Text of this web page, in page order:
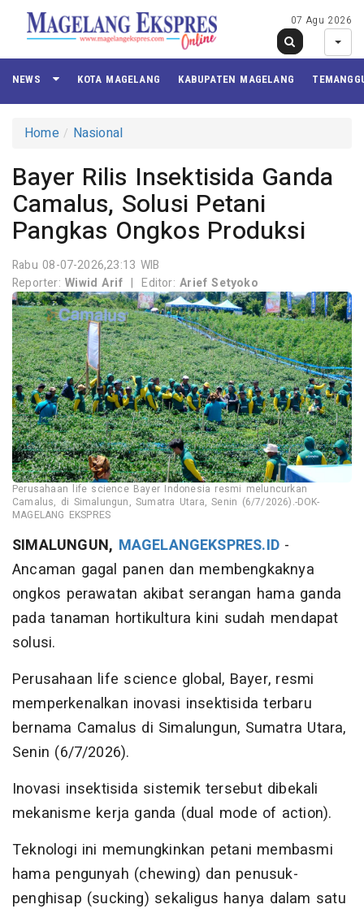
07 Agu 2026
NEWS KOTA MAGELANG KABUPATEN MAGELANG
Home Nasional
Bayer Rilis Insektisida Ganda
Camalus, Solusi Petani
Pangkas Ongkos Produksi
Rabu 08-07-2026,23:13 WIB
Reporter:Wiwid Arif | Editor:Arief Setyoko
Perusahaan life science Bayer Indonesia resmi meluncurkan
Camalus, di Simalungun, Sumatra Utara, Senin (6/7/2026).-DOK-
MAGELANG EKSPRES
SIMALUNGUN, MAGELANGEKSPRES.ID -
Ancaman gagal panen dan membengkaknya
ongkos perawatan akibat serangan hama ganda
pada tanaman hortikultura kini sudah mendapat
solusi.
Perusahaan life science global, Bayer, resmi
memperkenalkan inovasi insektisida terbaru
bernama Camalus di Simalungun, Sumatra Utara,
Senin (6/7/2026).
Inovasi insektisida sistemik tersebut dibekali
mekanisme kerja ganda (dual mode of action).
Teknologi ini memungkinkan petani membasmi
hama pengunyah (chewing) dan penusuk-
penghisap (sucking) sekaligus hanya dalam satu